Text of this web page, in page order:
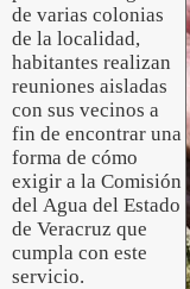
de varias colonias
de la localidad,
habitantes realizan
reuniones aisladas
con sus vecinos a
fin de encontrar una
forma de cómo
exigir a la Comisión
del Agua del Estado
de Veracruz que
cumpla con este
servicio.